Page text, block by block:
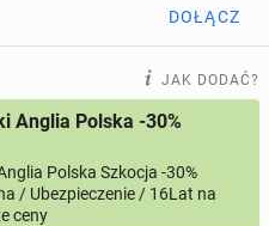
ogłoszeń online
313 profili online
169ogłoszeń online
DOŁĄCZ
JAK DODAĆ?
Anglia Polska -30%
Polska Szkocja -30%
/ Ubezpieczenie / 16Lat na
ceny